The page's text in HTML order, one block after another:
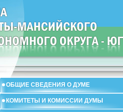
ОБЩИЕ СВЕДЕНИЯ О ДУМЕ
КОМИТЕТЫ И КОМИССИИ ДУМЫ